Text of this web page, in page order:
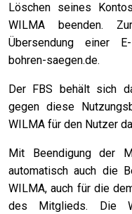
Löschen seines
WILMA beenden.
Übersendung einer
bohren-saegen.de.
Der FBS behält sich
gegen diese
WILMA für den Nutzer
Mit Beendigung der
automatisch auch die
WILMA, auch für die
des Mitglieds. Die